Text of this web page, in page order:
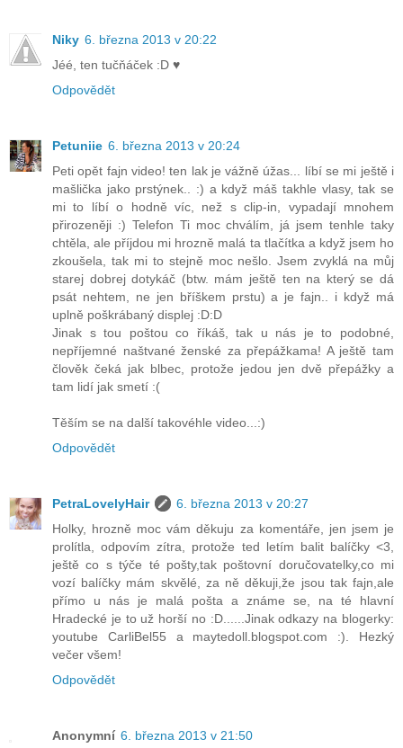
Niky 6. března 2013 v 20:22
Jéé, ten tučňáček :D ♥
Odpovědět
Petuniie 6. března 2013 v 20:24
Peti opět fajn video! ten lak je vážně úžas... líbí se mi ještě i
mašlička jako prstýnek.. :) a když máš takhle vlasy, tak se
mi to líbí o hodně víc, než s clip-in, vypadají mnohem
přirozeněji :) Telefon Ti moc chválím, já jsem tenhle taky
chtěla, ale příjdou mi hrozně malá ta tlačítka a když jsem ho
zkoušela, tak mi to stejně moc nešlo. Jsem zvyklá na můj
starej dobrej dotykáč (btw. mám ještě ten na který se dá
psát nehtem, ne jen bříškem prstu) a je fajn.. i když má
uplně poškrábaný displej :D:D
Jinak s tou poštou co říkáš, tak u nás je to podobné,
nepříjemné naštvané ženské za přepážkama! A ještě tam
člověk čeká jak blbec, protože jedou jen dvě přepážky a
tam lidí jak smetí :(
Těším se na další takovéhle video...:)
Odpovědět
PetraLovelyHair
6. března 2013 v 20:27
Holky, hrozně moc vám děkuju za komentáře, jen jsem je
prolítla, odpovím zítra, protože ted letím balit balíčky <3,
ještě co s týče té pošty,tak poštovní doručovatelky,co mi
vozí balíčky mám skvělé, za ně děkuji,že jsou tak fajn,ale
přímo u nás je malá pošta a známe se, na té hlavní
Hradecké je to už horší no :D......Jinak odkazy na blogerky:
youtube CarliBel55 a maytedoll.blogspot.com :). Hezký
večer všem!
Odpovědět
Anonymní 6. března 2013 v 21:50